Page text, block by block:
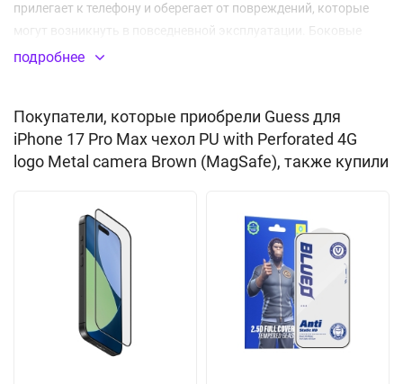
прилегает к телефону и оберегает от повреждений, которые
могут возникнуть в повседневной эксплуатации. Боковые
клавиши дублируются встроенными заглушками,
управления. Толщина кейса не препятствует nfc сигналу.
Благодаря встроенному магниту MagSafe вы сможете легко
подключить беспроводную зарядку, картхолдеры и другие
фирменным логотипом и перфорацией в стилистике бренда.
Представленный аксессуар поставляется в подарочной
упаковке от производителя.
Встроенный магнитный модуль MagSafe
подробнее
Покупатели, которые приобрели Guess для
iPhone 17 Pro Max чехол PU with Perforated 4G
logo Metal camera Brown (MagSafe), также купили